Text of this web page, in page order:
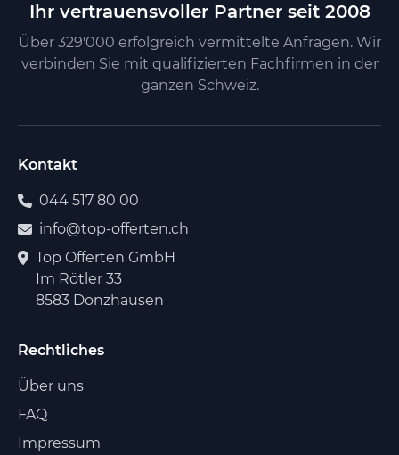
Ihr vertrauensvoller Partner seit 2008
Über 329'000 erfolgreich vermittelte Anfragen. Wir
verbinden Sie mit qualifizierten Fachfirmen in der
ganzen Schweiz.
Kontakt
044 517 80 00
info@top-offerten.ch
Top Offerten GmbH
Im Rötler 33
8583 Donzhausen
Rechtliches
Über uns
FAQ
Impressum